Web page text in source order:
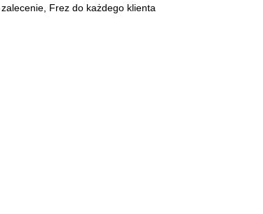
Frez do każdego klienta